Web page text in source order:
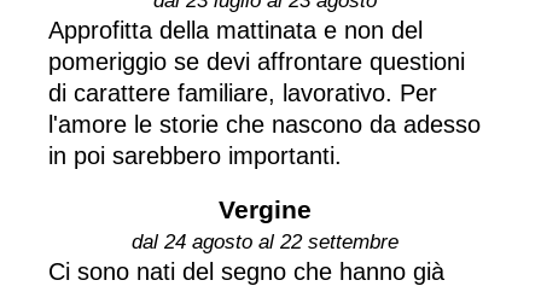
Approfitta della mattinata e non del
pomeriggio se devi affrontare questioni
di carattere familiare, lavorativo. Per
l'amore le storie che nascono da adesso
in poi sarebbero importanti.
Vergine
dal 24 agosto al 22 settembre
Ci sono nati del segno che hanno già